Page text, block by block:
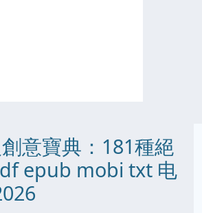
意寶典：181種絕
epub mobi txt 电